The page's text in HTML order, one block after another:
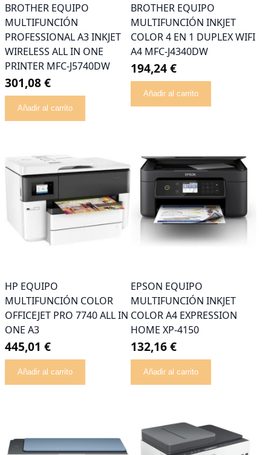
BROTHER EQUIPO
MULTIFUNCIÓN
PROFESSIONAL A3 INKJET
WIRELESS ALL IN ONE
PRINTER MFC-J5740DW
301,08 €
Añadir al carrito
BROTHER EQUIPO
MULTIFUNCIÓN INKJET
COLOR 4 EN 1 DUPLEX WIFI
A4 MFC-J4340DW
194,24 €
Añadir al carrito
HP EQUIPO
MULTIFUNCIÓN COLOR
OFFICEJET PRO 7740 ALL IN
ONE A3
445,01 €
Añadir al carrito
EPSON EQUIPO
MULTIFUNCIÓN INKJET
COLOR A4 EXPRESSION
HOME XP-4150
132,16 €
Añadir al carrito